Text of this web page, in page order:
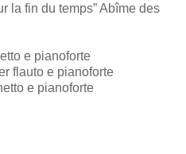
la fin du temps” Abîme des
e pianoforte
flauto e pianoforte
e pianoforte